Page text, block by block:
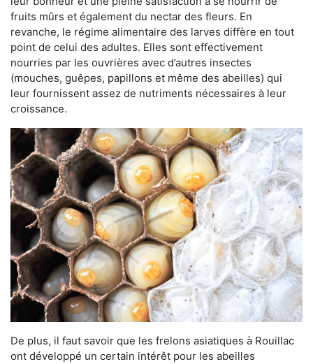
fruits mûrs et également du nectar des fleurs. En
revanche, le régime alimentaire des larves diffère en tout
point de celui des adultes. Elles sont effectivement
nourries par les ouvrières avec d’autres insectes
(mouches, guêpes, papillons et même des abeilles) qui
leur fournissent assez de nutriments nécessaires à leur
croissance.
De plus, il faut savoir que les frelons asiatiques à Rouillac
ont développé un certain intérêt pour les abeilles